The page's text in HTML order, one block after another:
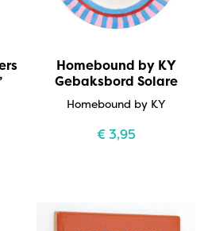
Homebound by KY
Gebaksbord Solare
Homebound by KY
€3,95